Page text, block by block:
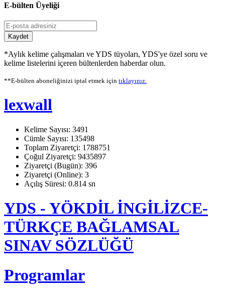
E-bülten Üyeliği
Kaydet
*Aylık kelime çalışmaları ve YDS tüyoları, YDS'ye özel soru ve
kelime listelerini içeren bültenlerden haberdar olun.
**E-bülten aboneliğinizi iptal etmek için tıklayınız.
lexwall
Kelime Sayısı: 3491
Cümle Sayısı: 135498
Toplam Ziyaretçi: 1788751
Çoğul Ziyaretçi: 9435897
Ziyaretçi (Bugün): 396
Ziyaretçi (Online): 3
Açılış Süresi: 0.814 sn
YDS - YÖKDİL İNGİLİZCE-
TÜRKÇE BAĞLAMSAL
SINAV SÖZLÜĞÜ
Programlar